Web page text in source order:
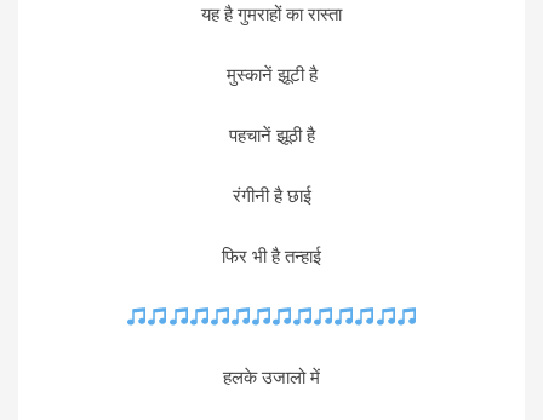
यह है गुमराहों का रास्ता
मुस्कानें झूटी है
पहचानें झूठी है
रंगीनी है छाई
फिर भी है तन्हाई
हलके उजालो में